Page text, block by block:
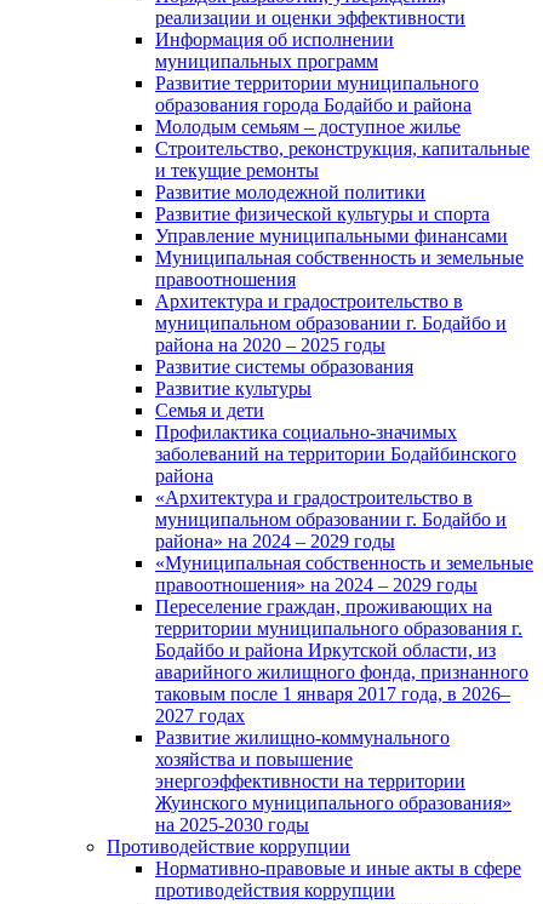
реализации и оценки эффективности
Информация об исполнении
муниципальных программ
Развитие территории муниципального
образования города Бодайбо и района
Молодым семьям – доступное жилье
Строительство, реконструкция, капитальные
и текущие ремонты
Развитие молодежной политики
Развитие физической культуры и спорта
Управление муниципальными финансами
Муниципальная собственность и земельные
правоотношения
Архитектура и градостроительство в
муниципальном образовании г. Бодайбо и
района на 2020 – 2025 годы
Развитие системы образования
Развитие культуры
Семья и дети
Профилактика социально-значимых
заболеваний на территории Бодайбинского
района
«Архитектура и градостроительство в
муниципальном образовании г. Бодайбо и
района» на 2024 – 2029 годы
«Муниципальная собственность и земельные
правоотношения» на 2024 – 2029 годы
Переселение граждан, проживающих на
территории муниципального образования г.
Бодайбо и района Иркутской области, из
аварийного жилищного фонда, признанного
таковым после 1 января 2017 года, в 2026–
2027 годах
Развитие жилищно-коммунального
хозяйства и повышение
энергоэффективности на территории
Жуинского муниципального образования»
на 2025-2030 годы
Противодействие коррупции
Нормативно-правовые и иные акты в сфере
противодействия коррупции